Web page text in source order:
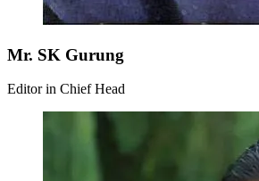
Mr. SK Gurung
Editor in Chief Head